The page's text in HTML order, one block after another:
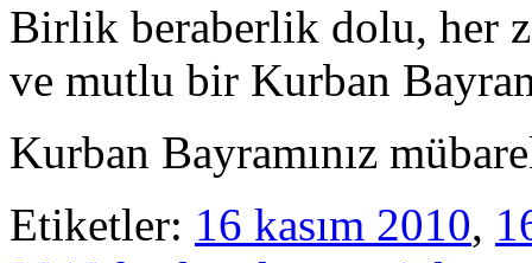
Birlik beraberlik dolu, her
ve mutlu bir Kurban
Kurban Bayramınız
Etiketler: 16 kasım 2010,